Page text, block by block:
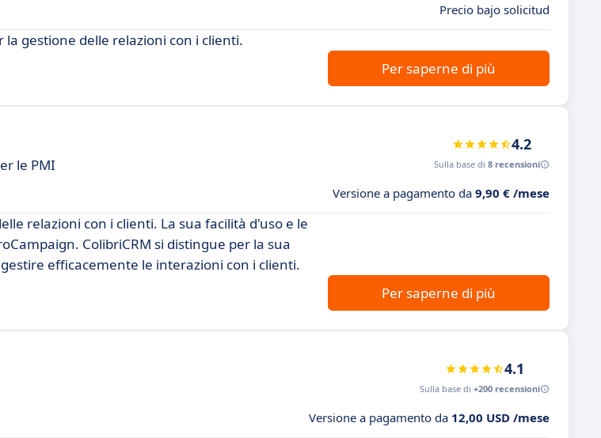
Precio bajo solicitud
gestione delle relazioni con i clienti.
Per saperne di più
le PMI
4.2
Sulla base di 8 recensioni
Versione a pagamento da 9,90 € /mese
relazioni con i clienti. La sua facilità d'uso e le
ColibriCRM si distingue per la sua
efficacemente le interazioni con i clienti.
Per saperne di più
4.1
Sulla base di +200 recensioni
Versione a pagamento da 12,00 USD /mese